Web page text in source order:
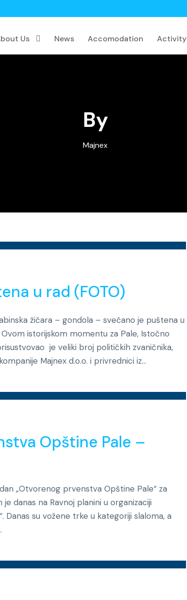
Us News Accomodation Activity
By
Majnex
u rad (FOTO)
žičara – gondola – svečano je puštena u
Ovom istorijskom momentu za Pale, Istočno
je veliki broj političkih zvaničnika,
Majnex d.o.o. i privrednici iz...
Opštine Pale –
„Otvorenog prvenstva Opštine Pale“ za
danas na Ravnoj planini u organizaciji
Danas su vožene trke u kategoriji slaloma, a